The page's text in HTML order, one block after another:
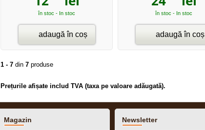
în stoc - In stoc
adaugă în coș
în stoc - In stoc
adaugă în coș
1 - 7 din 7 produse
Prețurile afișate includ TVA (taxa pe valoare adăugată).
Magazin Newsletter